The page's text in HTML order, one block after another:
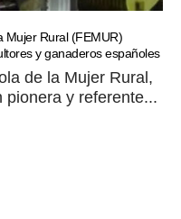
Mujer Rural (FEMUR)
y ganaderos españoles
de la Mujer Rural,
pionera y referente...